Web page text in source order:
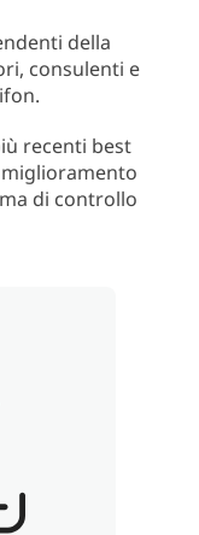
della
consulenti e
recenti best
di controllo